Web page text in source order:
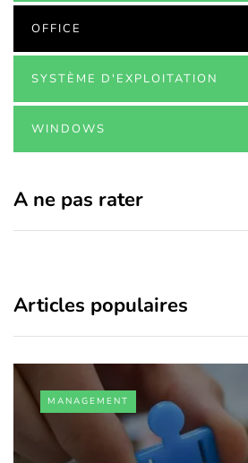
OFFICE
SYSTÈME D'EXPLOITATION
WINDOWS
A ne pas rater
Articles populaires
MANAGEMENT